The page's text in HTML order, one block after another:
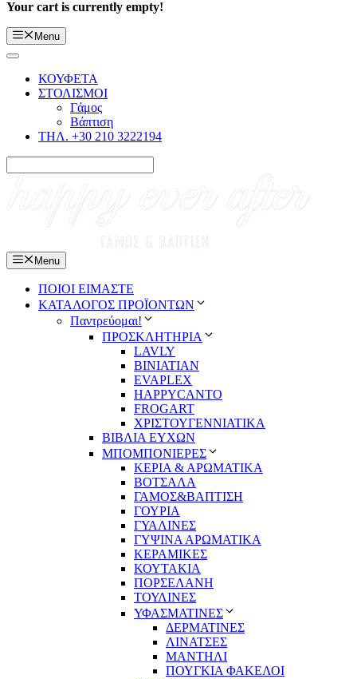
Your cart is currently empty!
Menu
ΚΟΥΦΕΤΑ
ΣΤΟΛΙΣΜΟΙ
Γάμος
Βάπτιση
ΤΗΛ. +30 210 3222194
Menu
ΠΟΙΟΙ ΕΙΜΑΣΤΕ
ΚΑΤΑΛΟΓΟΣ ΠΡΟΪΟΝΤΩΝ
Παντρεύομαι!
ΠΡΟΣΚΛΗΤΗΡΙΑ
LAVLY
BINIATIAN
EVAPLEX
HAPPYCANTO
FROGART
ΧΡΙΣΤΟΥΓΕΝΝΙΑΤΙΚΑ
ΒΙΒΛΙΑ ΕΥΧΩΝ
ΜΠΟΜΠΟΝΙΕΡΕΣ
ΚΕΡΙΑ & ΑΡΩΜΑΤΙΚΑ
ΒΟΤΣΑΛΑ
ΓΑΜΟΣ&ΒΑΠΤΙΣΗ
ΓΟΥΡΙΑ
ΓΥΑΛΙΝΕΣ
ΓΥΨΙΝΑ ΑΡΩΜΑΤΙΚΑ
ΚΕΡΑΜΙΚΕΣ
ΚΟΥΤΑΚΙΑ
ΠΟΡΣΕΛΑΝΗ
ΤΟΥΛΙΝΕΣ
ΥΦΑΣΜΑΤΙΝΕΣ
ΔΕΡΜΑΤΙΝΕΣ
ΛΙΝΑΤΣΕΣ
ΜΑΝΤΗΛΙ
ΠΟΥΓΚΙΑ ΦΑΚΕΛΟΙ